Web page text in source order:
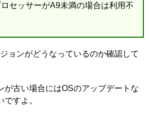
セッサーがA9未満の場合は利用不
ョンがどうなっているのか確認して
が古い場合にはOSのアップデートな
すよ。